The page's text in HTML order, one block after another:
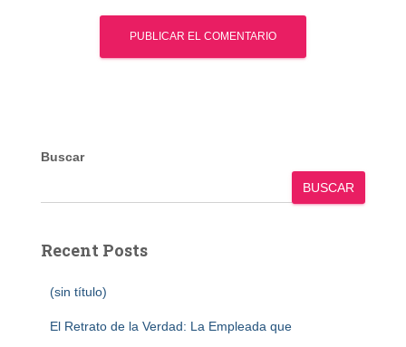
Buscar
BUSCAR
Recent Posts
(sin título)
El Retrato de la Verdad: La Empleada que